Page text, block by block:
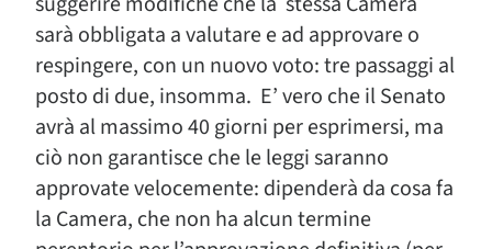
sarà obbligata a valutare e ad approvare o
respingere, con un nuovo voto: tre passaggi al
posto di due, insomma. E’ vero che il Senato
avrà al massimo 40 giorni per esprimersi, ma
ciò non garantisce che le leggi saranno
approvate velocemente: dipenderà da cosa fa
la Camera, che non ha alcun termine